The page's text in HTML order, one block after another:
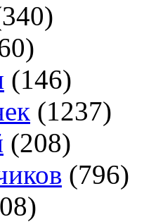
(146)
(1237)
(208)
(796)